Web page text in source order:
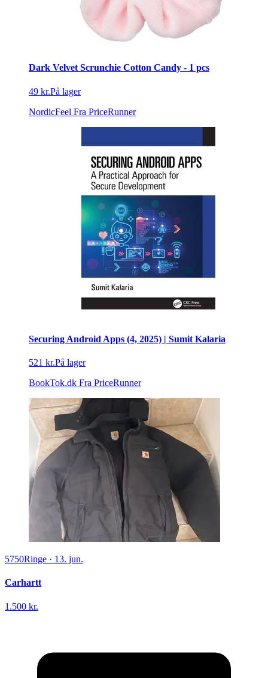
Dark Velvet Scrunchie Cotton Candy - 1 pcs
49 kr.På lager
NordicFeel Fra PriceRunner
Securing Android Apps (4, 2025) | Sumit Kalaria
521 kr.På lager
BookTok.dk Fra PriceRunner
5750Ringe · 13. jun.
Carhartt
1.500 kr.